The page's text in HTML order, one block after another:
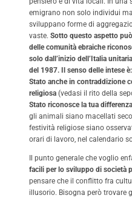
emigrano non solo individui
sviluppano forme di
vaste. Sotto questo aspetto
delle comunità ebraiche
solo dall’inizio dell’Italia
del 1987. Il senso delle intese
Stato anche in contraddizione
religiosa (vedasi il rito della
Stato riconosce la tua
gli animali siano macellati
festività religiose siano
orari di lavoro, nel calendario
Il punto generale che voglio
facili per lo sviluppo di società
pensare che il conflitto fra
illusorio. Bisogna però trovare